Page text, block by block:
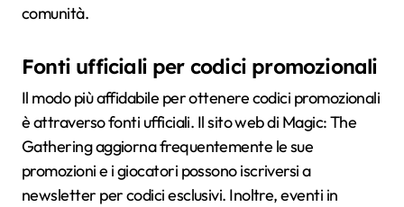
comunità.
Fonti ufficiali per codici promozionali
Il modo più affidabile per ottenere codici promozionali
è attraverso fonti ufficiali. Il sito web di Magic: The
Gathering aggiorna frequentemente le sue
promozioni e i giocatori possono iscriversi a
newsletter per codici esclusivi. Inoltre, eventi in